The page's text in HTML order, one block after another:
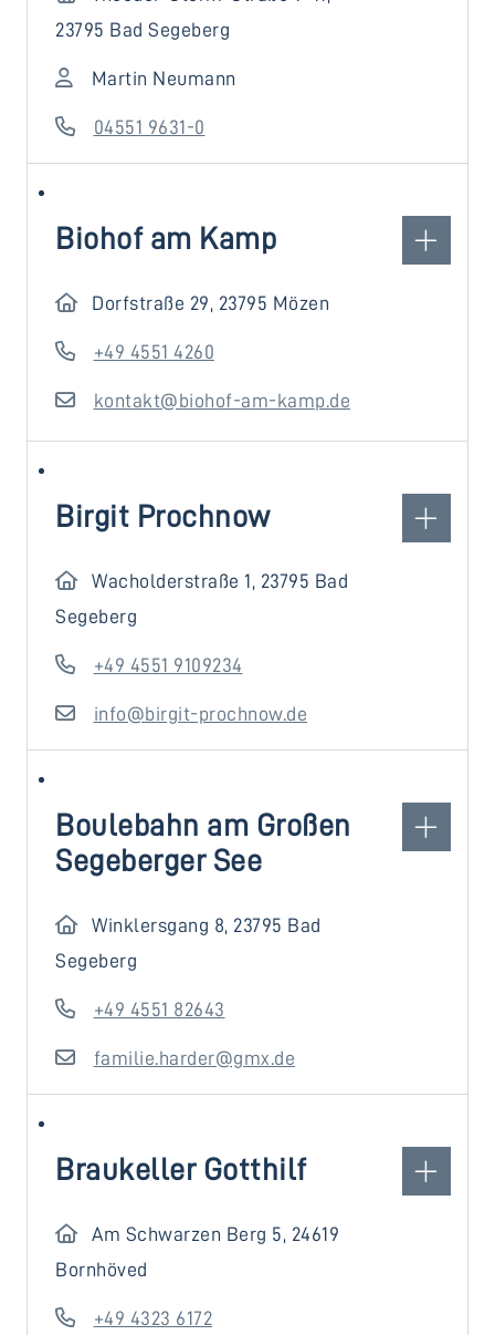
23795 Bad Segeberg
Martin Neumann
04551 9631-0
Biohof am Kamp
Dorfstraße 29, 23795 Mözen
+49 4551 4260
kontakt@biohof-am-kamp.de
Birgit Prochnow
Wacholderstraße 1, 23795 Bad
Segeberg
+49 4551 9109234
info@birgit-prochnow.de
Boulebahn am Großen
Segeberger See
Winklersgang 8, 23795 Bad
Segeberg
+49 4551 82643
familie.harder@gmx.de
Braukeller Gotthilf
Am Schwarzen Berg 5, 24619
Bornhöved
+49 4323 6172